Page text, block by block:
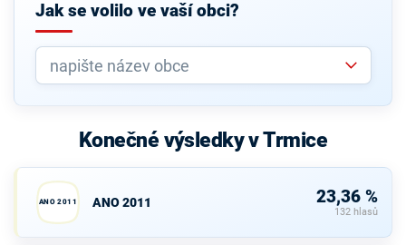
Jak se volilo ve vaší obci?
Konečné výsledky v Trmice
ANO 2011 ANO 2011 23,36 %
132 hlasů